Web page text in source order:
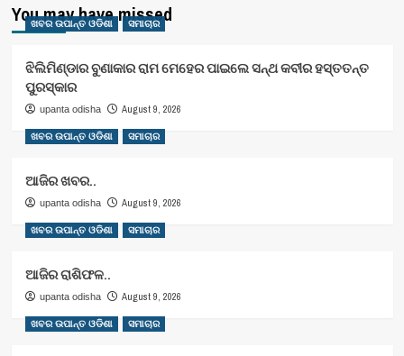
You may have missed
ଖବର ଉପାନ୍ତ ଓଡିଶା ସମାଚାର
ଝିଲିମିଣ୍ଡାର ବୁଣାକାର ରାମ ମେହେର ପାଇଲେ ସନ୍ଥ କବୀର ହସ୍ତତନ୍ତ
ପୁରସ୍କାର
upanta odisha August 9, 2026
ଖବର ଉପାନ୍ତ ଓଡିଶା ସମାଚାର
ଆଜିର ଖବର..
upanta odisha August 9, 2026
ଖବର ଉପାନ୍ତ ଓଡିଶା ସମାଚାର
ଆଜିର ରାଶିଫଳ..
upanta odisha August 9, 2026
ଖବର ଉପାନ୍ତ ଓଡିଶା ସମାଚାର